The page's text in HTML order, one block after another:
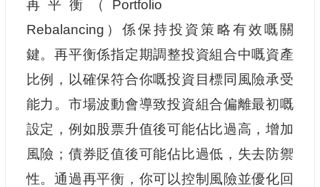
再平衡（Portfolio
Rebalancing）係保持投資策略有效嘅關
鍵。再平衡係指定期調整投資組合中嘅資產
比例，以確保符合你嘅投資目標同風險承受
能力。市場波動會導致投資組合偏離最初嘅
設定，例如股票升值後可能佔比過高，增加
風險；債券貶值後可能佔比過低，失去防禦
性。通過再平衡，你可以控制風險並優化回